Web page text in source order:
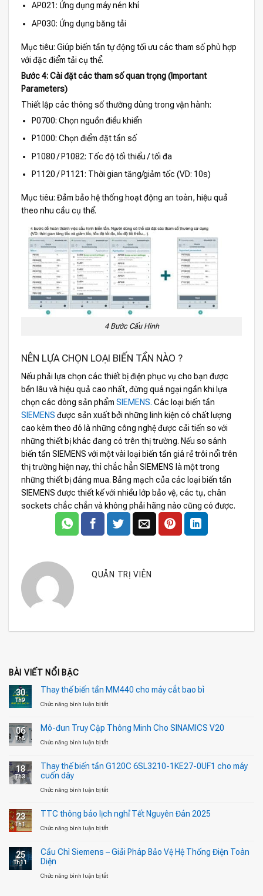
AP021: Ứng dụng máy nén khí
AP030: Ứng dụng băng tải
Mục tiêu: Giúp biến tần tự động tối ưu các tham số phù hợp
với đặc điểm tải cụ thể.
Bước 4: Cài đặt các tham số quan trọng (Important
Parameters)
Thiết lập các thông số thường dùng trong vận hành:
P0700: Chọn nguồn điều khiển
P1000: Chọn điểm đặt tần số
P1080 / P1082: Tốc độ tối thiểu / tối đa
P1120 / P1121: Thời gian tăng/giảm tốc (VD: 10s)
Mục tiêu: Đảm bảo hệ thống hoạt động an toàn, hiệu quả
theo nhu cầu cụ thể.
4 Bước Cấu Hình
NÊN LỰA CHỌN LOẠI BIẾN TẦN NÀO ?
Nếu phải lựa chọn các thiết bị điện phục vụ cho bạn được
bền lâu và hiệu quả cao nhất, đừng quá ngại ngần khi lựa
chọn các dòng sản phẩm SIEMENS. Các loại biến tần
SIEMENS được sản xuất bởi những linh kiện có chất lượng
cao kèm theo đó là những công nghệ được cải tiến so với
những thiết bị khác đang có trên thị trường. Nếu so sánh
biến tần SIEMENS với một vài loại biến tần giá rẻ trôi nổi trên
thị trường hiện nay, thì chắc hẳn SIEMENS là một trong
những thiết bị đáng mua. Bảng mạch của các loại biến tần
SIEMENS được thiết kế với nhiều lớp bảo vệ, các tụ, chân
sockets chắc chắn và không phải hãng nào cũng có được.
QUẢN TRỊ VIÊN
BÀI VIẾT NỔI BẬC
30
Th9
Thay thế biến tần MM440 cho máy cắt bao bì
Chức năng bình luận bị tắtở
thế
biến
MM440
máy
06
Th8
Mô-đun Truy Cập Thông Minh Cho SINAMICS V20
Chức năng bình luận bị tắtở
đun
Cập
Minh
Cho
18
Th3
Thay thế biến tần G120C 6SL3210-1KE27-0UF1 cho máy
cuốn dây
Chức năng bình luận bị tắtở
thế
biến
G120C
1KE27-
23
Th1
TTC thông báo lịch nghỉ Tết Nguyên Đán 2025
Chức năng bình luận bị tắtở
thông
lịch
25
Th11
Cầu Chì Siemens – Giải Pháp Bảo Vệ Hệ Thống Điện Toàn
Diện
Chức năng bình luận bị tắtở